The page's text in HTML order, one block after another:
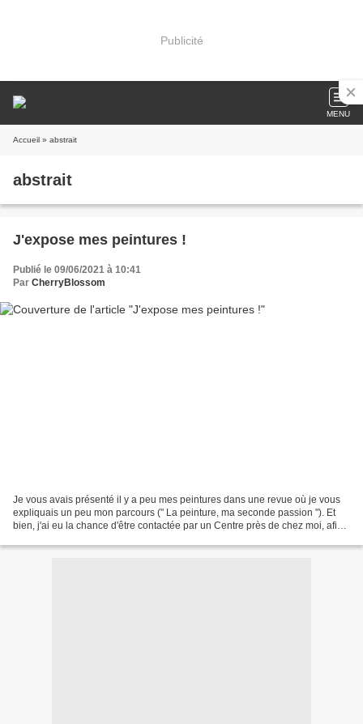
Publicité
MENU
Accueil » abstrait
abstrait
J'expose mes peintures !
Publié le 09/06/2021 à 10:41
Par CherryBlossom
Je vous avais présenté il y a peu mes peintures dans une revue où je vous
expliquais un peu mon parcours (" La peinture, ma seconde passion "). Et
bien, j'ai eu la chance d'être contactée par un Centre près de chez moi, afin